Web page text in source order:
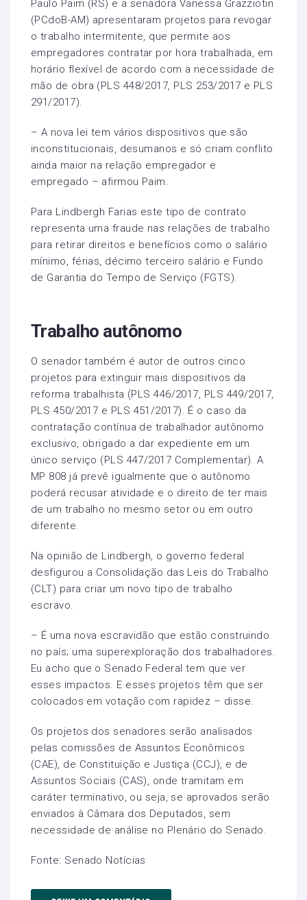
Paulo Paim (RS) e a senadora Vanessa Grazziotin
(PCdoB-AM) apresentaram projetos para revogar
o trabalho intermitente, que permite aos
empregadores contratar por hora trabalhada, em
horário flexível de acordo com a necessidade de
mão de obra (PLS 448/2017, PLS 253/2017 e PLS
291/2017).
– A nova lei tem vários dispositivos que são
inconstitucionais, desumanos e só criam conflito
ainda maior na relação empregador e
empregado – afirmou Paim.
Para Lindbergh Farias este tipo de contrato
representa uma fraude nas relações de trabalho
para retirar direitos e benefícios como o salário
mínimo, férias, décimo terceiro salário e Fundo
de Garantia do Tempo de Serviço (FGTS).
Trabalho autônomo
O senador também é autor de outros cinco
projetos para extinguir mais dispositivos da
reforma trabalhista (PLS 446/2017, PLS 449/2017,
PLS 450/2017 e PLS 451/2017). É o caso da
contratação contínua de trabalhador autônomo
exclusivo, obrigado a dar expediente em um
único serviço (PLS 447/2017 Complementar). A
MP 808 já prevê igualmente que o autônomo
poderá recusar atividade e o direito de ter mais
de um trabalho no mesmo setor ou em outro
diferente.
Na opinião de Lindbergh, o governo federal
desfigurou a Consolidação das Leis do Trabalho
(CLT) para criar um novo tipo de trabalho
escravo.
– É uma nova escravidão que estão construindo
no país; uma superexploração dos trabalhadores.
Eu acho que o Senado Federal tem que ver
esses impactos. E esses projetos têm que ser
colocados em votação com rapidez – disse.
Os projetos dos senadores serão analisados
pelas comissões de Assuntos Econômicos
(CAE), de Constituição e Justiça (CCJ), e de
Assuntos Sociais (CAS), onde tramitam em
caráter terminativo, ou seja, se aprovados serão
enviados à Câmara dos Deputados, sem
necessidade de análise no Plenário do Senado.
Fonte: Senado Notícias